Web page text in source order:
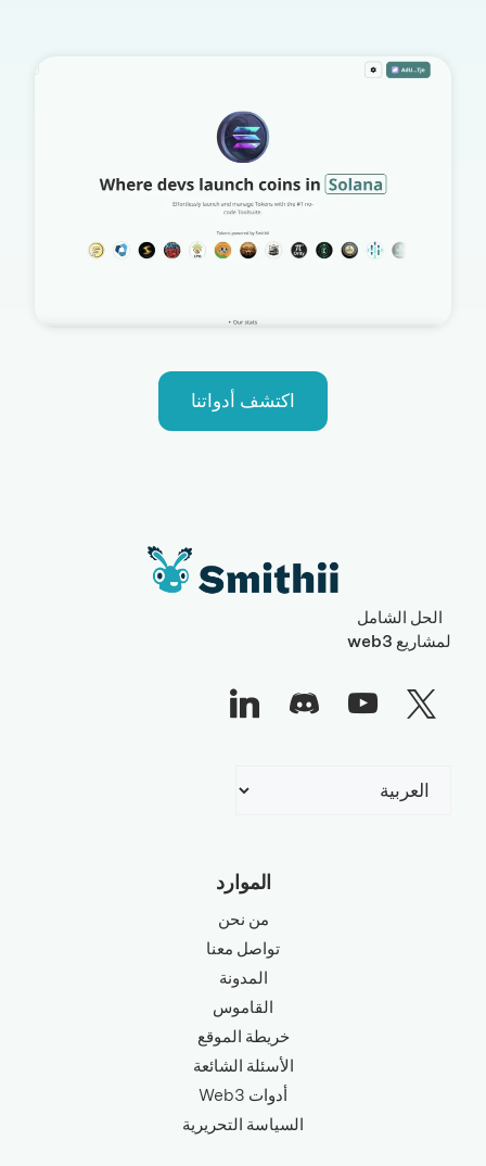
اكتشف أدواتنا
الحل الشامل
لمشاريع web3
اختر
الموارد
من نحن
تواصل معنا
المدونة
القاموس
خريطة الموقع
الأسئلة الشائعة
أدوات Web3
السياسة التحريرية